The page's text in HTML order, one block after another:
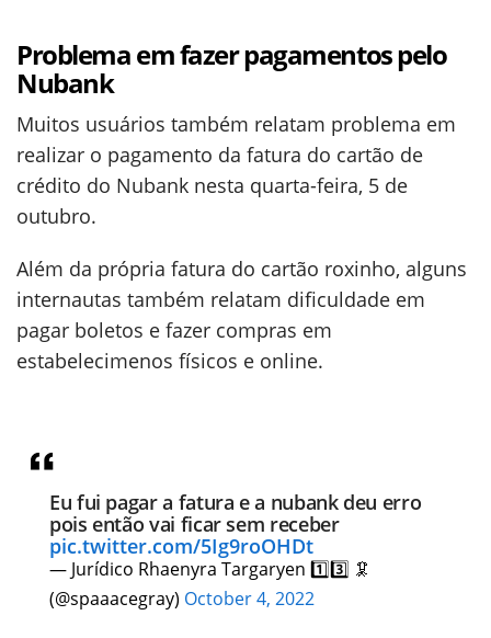
Problema em fazer pagamentos pelo
Nubank
Muitos usuários também relatam problema em
realizar o pagamento da fatura do cartão de
crédito do Nubank nesta quarta-feira, 5 de
outubro.
Além da própria fatura do cartão roxinho, alguns
internautas também relatam dificuldade em
pagar boletos e fazer compras em
estabelecimenos físicos e online.
Eu fui pagar a fatura e a nubank deu erro
pois então vai ficar sem receber
pic.twitter.com/5Ig9roOHDt
— Jurídico Rhaenyra Targaryen 1️⃣3️⃣ 🦑
(@spaaacegray) October 4, 2022